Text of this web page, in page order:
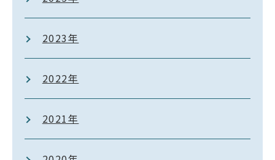
2023年
2022年
2021年